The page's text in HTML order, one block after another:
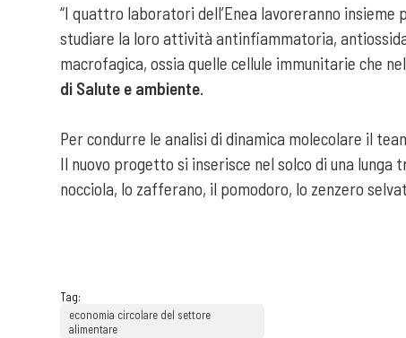
“I quattro laboratori dell’Enea lavoreranno
studiare la loro attività antinfiammatoria,
macrofagica, ossia quelle cellule immunitarie che
di Salute e ambiente.
Per condurre le analisi di dinamica molecolare il
Il nuovo progetto si inserisce nel solco di una
nocciola, lo zafferano, il pomodoro, lo zenzero
Tag:
economia circolare del settore
alimentare